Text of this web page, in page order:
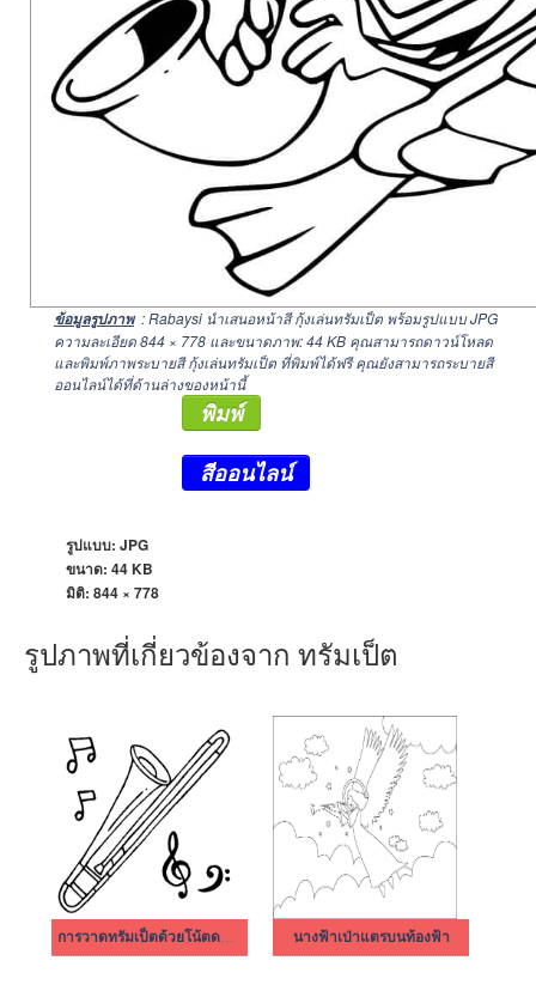
ข้อมูลรูปภาพ : Rabaysi นำเสนอหน้าสี กุ้งเล่นทรัมเป็ต พร้อมรูปแบบ JPG
ความละเอียด844 × 778 และขนาดภาพ: 44 KB คุณสามารถดาวน์โหลด
และพิมพ์ภาพระบายสี กุ้งเล่นทรัมเป็ต ที่พิมพ์ได้ฟรี คุณยังสามารถระบายสี
ออนไลน์ได้ที่ด้านล่างของหน้านี้
พิมพ์
สีออนไลน์
รูปแบบ: JPG
ขนาด: 44 KB
มิติ: 844 × 778
รูปภาพที่เกี่ยวข้องจาก ทรัมเป็ต
การวาดทรัมเป็ตด้วยโน้ตดนตรี นางฟ้าเป่าแตรบนท้องฟ้า